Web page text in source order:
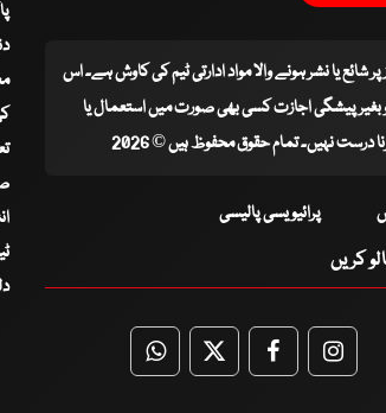
پر شائع یا نشر ہونے والا مواد ادارتی ٹیم کی کاوش ہے۔ اس
بغیر پیشگی اجازت کسی بھی صورت میں استعمال یا
درست نہیں۔ تمام حقوق محفوظ ہیں © 2026
پرائیویسی پالیسی
کریں
WhatsApp
TwitterFacebook